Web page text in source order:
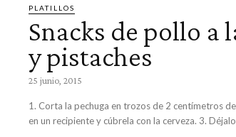
PLATILLOS
Snacks de pollo a
y pistaches
25 junio, 2015
1. Corta la pechuga en trozos de 2 centímetros
en un recipiente y cúbrela con la cerveza. 3.